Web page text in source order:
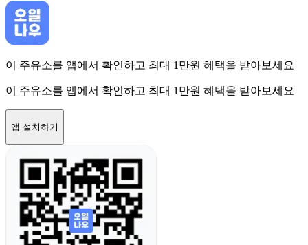
이 주유소를 앱에서 확인하고 최대 1만원 혜택을 받아보세요
이 주유소를 앱에서 확인하고 최대 1만원 혜택을 받아보세요
앱 설치하기